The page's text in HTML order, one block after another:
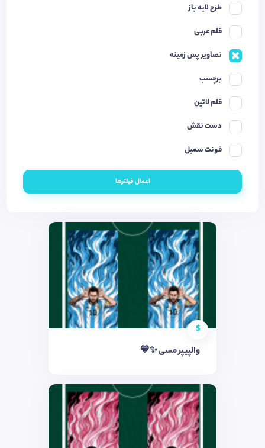
طرح لایه باز
قلم عربی
تصاویر پس زمینه
برچسب
قلم لاتین
دست نقش
فونت سمبل
اعمال فیلترها
$
والپیپر مسی ✨💙